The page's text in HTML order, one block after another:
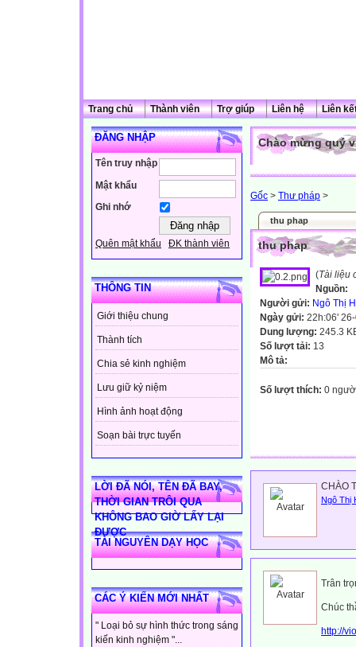
Trang chủ Thành viên Trợ giúp Liên hệ Liên
ĐĂNG NHẬP
Tên truy nhập
Mật khẩu
Ghi nhớ
Quên mật khẩu ĐK thành viên
THÔNG TIN
Giới thiệu chung
Thành tích
Chia sẻ kinh nghiệm
Lưu giữ kỷ niệm
Hình ảnh hoạt động
Soạn bài trực tuyến
LỜI ĐÃ NÓI, TÊN ĐÃ BAY,
THỜI GIAN TRÔI QUA
KHÔNG BAO GIỜ LẤY LẠI
ĐƯỢC
TÀI NGUYÊN DẠY HỌC
CÁC Ý KIẾN MỚI NHẤT
" Loại bỏ sự hình thức trong sáng
kiến kinh nghiệm "...
Chào mừng quý
Gốc > Thư pháp >
thu phap
thu phap
(Tài liệu
Nguồn:
Người gửi: Ngô Thị
Ngày gửi: 22h:06'
Dung lượng: 245.3
Số lượt tải: 13
Mô tả:
Số lượt thích: 0
CHÀO
Ngô Thị
Trân
Chúc
http://